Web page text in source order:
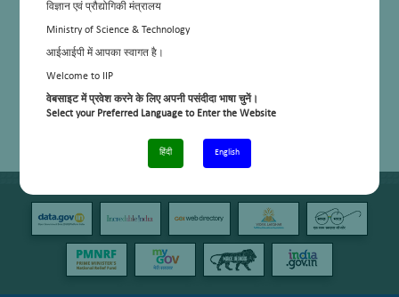
विज्ञान एवं प्रौद्योगिकी मंत्रालय
Ministry of Science & Technology
आईआईपी में आपका स्वागत है।
Welcome to IIP
वेबसाइट में प्रवेश करने के लिए अपनी पसंदीदा भाषा चुनें।
Select your Preferred Language to Enter the Website
हिंदी English